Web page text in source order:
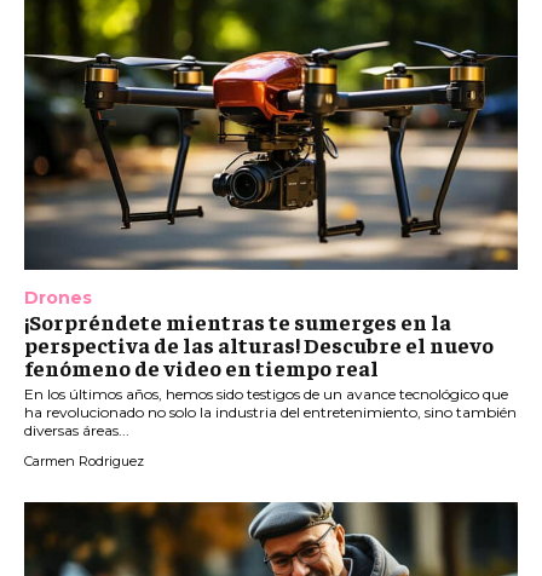
Drones
¡Sorpréndete mientras te sumerges en la
perspectiva de las alturas! Descubre el nuevo
fenómeno de video en tiempo real
En los últimos años, hemos sido testigos de un avance tecnológico que
ha revolucionado no solo la industria del entretenimiento, sino también
diversas áreas...
Carmen Rodriguez